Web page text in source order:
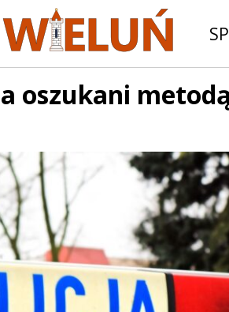
oszukani